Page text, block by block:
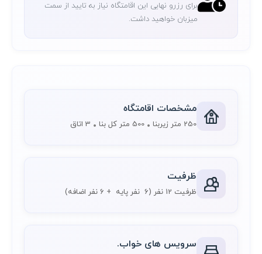
برای رزرو نهایی این اقامتگاه نیاز به تایید از سمت
میزبان خواهید داشت.
مشخصات اقامتگاه
250 متر زیربنا 500 متر کل بنا 3 اتاق
ظرفیت
ظرفیت 12 نفر (6 نفر پایه + 6 نفر اضافه)
سرویس های خواب.